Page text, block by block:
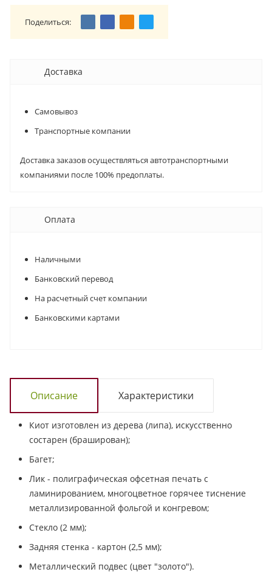
Поделиться:
Доставка
Самовывоз
Транспортные компании
Доставка заказов осуществляться автотранспортными
компаниями после 100% предоплаты.
Оплата
Наличными
Банковский перевод
На расчетный счет компании
Банковскими картами
Описание Характеристики
Киот изготовлен из дерева (липа), искусственно
состарен (браширован);
Багет;
Лик - полиграфическая офсетная печать с
ламинированием, многоцветное горячее тиснение
металлизированной фольгой и конгревом;
Стекло (2 мм);
Задняя стенка - картон (2,5 мм);
Металлический подвес (цвет "золото").